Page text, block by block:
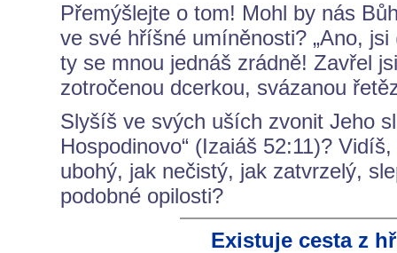
Přemýšlejte o tom! Mohl by nás
ve své hříšné umíněnosti? „Ano,
ty se mnou jednáš zrádně! Zavřel
zotročenou dcerkou, svázanou
Slyšíš ve svých uších zvonit Jeho
Hospodinovo“ (Izaiáš 52:11)?
ubohý, jak nečistý, jak zatvrzelý,
podobné opilosti?
Existuje cesta z